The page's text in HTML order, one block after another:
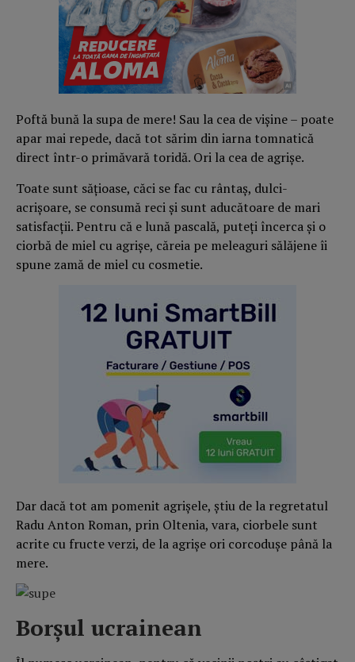
Poftă bună la supa de mere! Sau la cea de vișine – poate
apar mai repede, dacă tot sărim din iarna tomnatică
direct într-o primăvară toridă. Ori la cea de agrișe.
Toate sunt sățioase, căci se fac cu rântaș, dulci-
acrișoare, se consumă reci și sunt aducătoare de mari
satisfacții. Pentru că e lună pascală, puteți încerca și o
ciorbă de miel cu agrișe, căreia pe meleaguri sălăjene îi
spune zamă de miel cu cosmetie.
Dar dacă tot am pomenit agrișele, știu de la regretatul
Radu Anton Roman, prin Oltenia, vara, ciorbele sunt
acrite cu fructe verzi, de la agrișe ori corcodușe până la
mere.
Borșul ucrainean